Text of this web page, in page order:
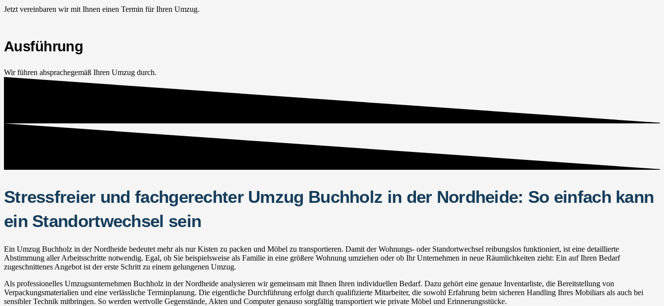
Jetzt vereinbaren wir mit Ihnen einen Termin für Ihren Umzug.
Ausführung
Wir führen absprachegemäß Ihren Umzug durch.
Stressfreier und fachgerechter Umzug Buchholz in der Nordheide: So einfach kann
ein Standortwechsel sein
Ein Umzug Buchholz in der Nordheide bedeutet mehr als nur Kisten zu packen und Möbel zu transportieren. Damit der Wohnungs- oder Standortwechsel reibungslos funktioniert, ist eine detaillierte
Abstimmung aller Arbeitsschritte notwendig. Egal, ob Sie beispielsweise als Familie in eine größere Wohnung umziehen oder ob Ihr Unternehmen in neue Räumlichkeiten zieht: Ein auf Ihren Bedarf
zugeschnittenes Angebot ist der erste Schritt zu einem gelungenen Umzug.
Als professionelles Umzugsunternehmen Buchholz in der Nordheide analysieren wir gemeinsam mit Ihnen Ihren individuellen Bedarf. Dazu gehört eine genaue Inventarliste, die Bereitstellung von
Verpackungsmaterialien und eine verlässliche Terminplanung. Die eigentliche Durchführung erfolgt durch qualifizierte Mitarbeiter, die sowohl Erfahrung beim sicheren Handling Ihres Mobiliars als auch bei
sensibler Technik mitbringen. So werden wertvolle Gegenstände, Akten und Computer genauso sorgfältig transportiert wie private Möbel und Erinnerungsstücke.